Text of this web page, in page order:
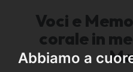
Abbiamo a
Voci e
corale in